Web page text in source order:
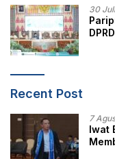
30
Recent Post
7
Iwat